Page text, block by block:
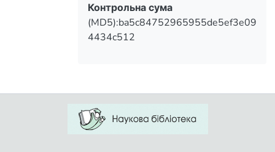
Контрольна сума
(MD5):ba5c84752965955de5ef3e09
4434c512